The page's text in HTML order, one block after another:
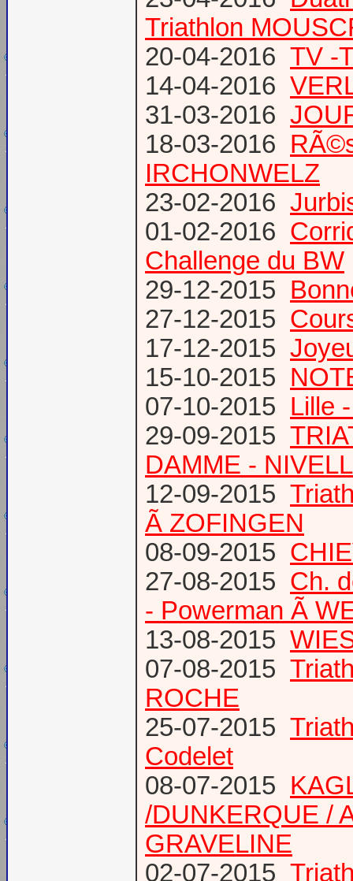
Triathlon
20-04-2016 TV -
14-04-2016
31-03-2016
18-03-2016
IRCHONWELZ
23-02-2016
01-02-2016
Challenge du BW
29-12-2015
27-12-2015
17-12-2015
15-10-2015
07-10-2015 Lille
29-09-2015
DAMME -
12-09-2015
Ã ZOFINGEN
08-09-2015
27-08-2015 Ch.
- Powerman Ã
13-08-2015
07-08-2015
ROCHE
25-07-2015
Codelet
08-07-2015
/DUNKERQUE /
GRAVELINE
02-07-2015